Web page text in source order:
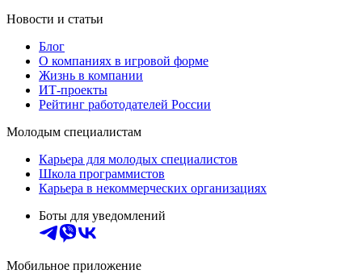
Новости и статьи
Блог
О компаниях в игровой форме
Жизнь в компании
ИТ-проекты
Рейтинг работодателей России
Молодым специалистам
Карьера для молодых специалистов
Школа программистов
Карьера в некоммерческих организациях
Боты для уведомлений
Мобильное приложение